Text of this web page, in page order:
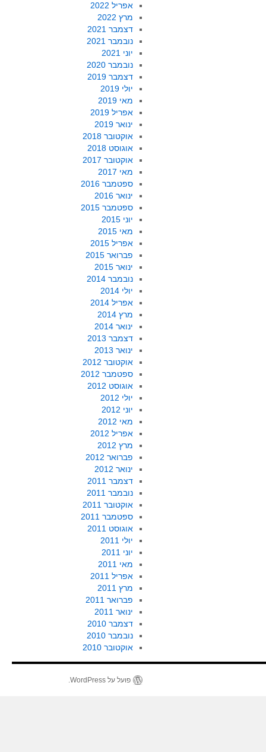
אפריל 2022
מרץ 2022
דצמבר 2021
נובמבר 2021
יוני 2021
נובמבר 2020
דצמבר 2019
יולי 2019
מאי 2019
אפריל 2019
ינואר 2019
אוקטובר 2018
אוגוסט 2018
אוקטובר 2017
מאי 2017
ספטמבר 2016
ינואר 2016
ספטמבר 2015
יוני 2015
מאי 2015
אפריל 2015
פברואר 2015
ינואר 2015
נובמבר 2014
יולי 2014
אפריל 2014
מרץ 2014
ינואר 2014
דצמבר 2013
ינואר 2013
אוקטובר 2012
ספטמבר 2012
אוגוסט 2012
יולי 2012
יוני 2012
מאי 2012
אפריל 2012
מרץ 2012
פברואר 2012
ינואר 2012
דצמבר 2011
נובמבר 2011
אוקטובר 2011
ספטמבר 2011
אוגוסט 2011
יולי 2011
יוני 2011
מאי 2011
אפריל 2011
מרץ 2011
פברואר 2011
ינואר 2011
דצמבר 2010
נובמבר 2010
אוקטובר 2010
פועל על WordPress.